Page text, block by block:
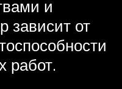
и
зависит от
работ.